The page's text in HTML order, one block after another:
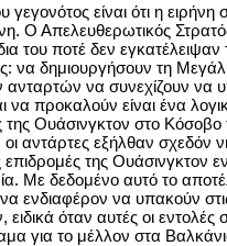
γεγονότος είναι ότι η ειρήνη
Ο Απελευθερωτικός
του ποτέ δεν εγκατέλειψαν
να δημιουργήσουν τη
ανταρτών να συνεχίζουν να
να προκαλούν είναι ένα
Ουάσινγκτον στο Κόσοβο
αντάρτες εξήλθαν σχεδόν
της Ουάσινγκτον
Με δεδομένο αυτό το
ενδιαφέρον να υπακούν
ειδικά όταν αυτές οι εντολές
για το μέλλον στα